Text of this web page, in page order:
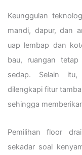
Keunggulan
mandi, dapur, dan
uap lembap dan
bau, ruangan
sedap. Selain
dilengkapi fitur
sehingga
Pemilihan floor
sekadar soal